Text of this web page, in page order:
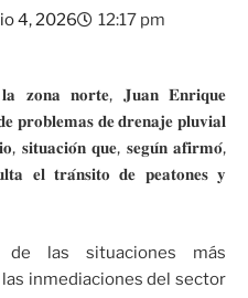
4, 2026 12:17 pm
𝐳𝐨𝐧𝐚 𝐧𝐨𝐫𝐭𝐞, 𝐉𝐮𝐚𝐧 𝐄𝐧𝐫𝐢𝐪𝐮𝐞
𝐩𝐫𝐨𝐛𝐥𝐞𝐦𝐚𝐬 𝐝𝐞 𝐝𝐫𝐞𝐧𝐚𝐣𝐞 𝐩𝐥𝐮𝐯𝐢𝐚𝐥
𝐬𝐢𝐭𝐮𝐚𝐜𝐢𝐨́𝐧 𝐪𝐮𝐞, 𝐬𝐞𝐠𝐮́𝐧 𝐚𝐟𝐢𝐫𝐦𝐨́,
𝐞𝐥 𝐭𝐫𝐚́𝐧𝐬𝐢𝐭𝐨 𝐝𝐞 𝐩𝐞𝐚𝐭𝐨𝐧𝐞𝐬 𝐲
las situaciones más
inmediaciones del sector